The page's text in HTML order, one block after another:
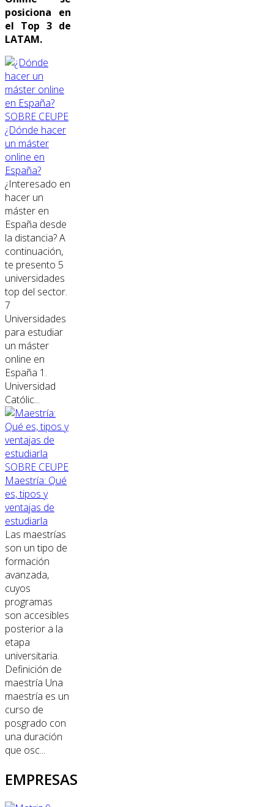
posiciona en
el Top 3 de
LATAM.
SOBRE CEUPE
¿Dónde hacer
un máster
online en
España?
¿Interesado en
hacer un
máster en
España desde
la distancia? A
continuación,
te presento 5
universidades
top del sector.
7
Universidades
para estudiar
un máster
online en
España 1.
Universidad
Católic...
SOBRE CEUPE
Maestría: Qué
es, tipos y
ventajas de
estudiarla
Las maestrías
son un tipo de
formación
avanzada,
cuyos
programas
son accesibles
posterior a la
etapa
universitaria.
Definición de
maestría Una
maestría es un
curso de
posgrado con
una duración
que osc...
EMPRESAS